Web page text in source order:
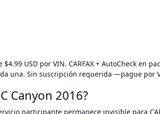
USD por VIN. CARFAX + AutoCheck en
una. Sin suscripción requerida —pague por
Canyon 2016?
participante permanece invisible para